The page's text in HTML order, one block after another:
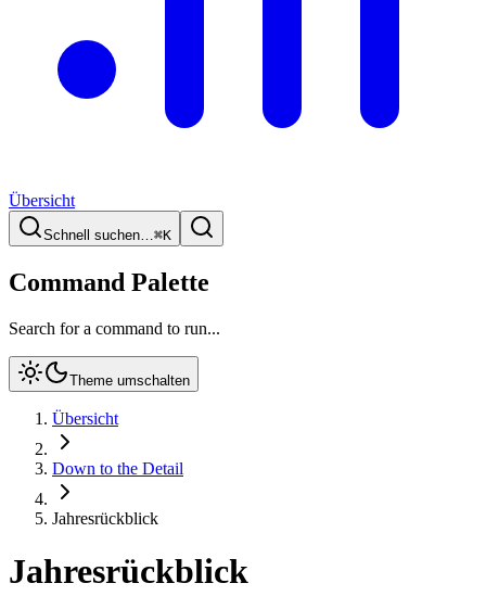
Übersicht
Schnell suchen…⌘K
Command Palette
Search for a command to run...
Theme umschalten
Übersicht
Down to the Detail
Jahresrückblick
Jahresrückblick